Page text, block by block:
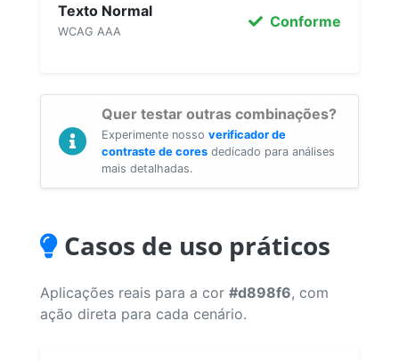
Texto Normal
WCAG AAA
Conforme
Quer testar outras combinações?
Experimente nosso verificador de
contraste de cores dedicado para análises
mais detalhadas.
Casos de uso práticos
Aplicações reais para a cor #d898f6, com
ação direta para cada cenário.